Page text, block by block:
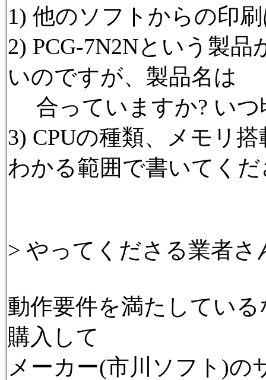
1) 他のソフトからの印
2) PCG-7N2Nという製
いのですが、製品名は
合っていますか? いつ
3) CPUの種類、メモリ
わかる範囲で書いてく
> やってくださる業者
動作要件を満たしてい
購入して
メーカー(市川ソフト)の